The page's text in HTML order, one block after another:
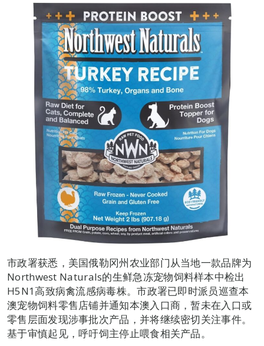
市政署获悉，美国俄勒冈州农业部门从当地一款品牌为
Northwest Naturals的生鲜急冻宠物饲料样本中检出
H5N1高致病禽流感病毒株。市政署已即时派员巡查本
澳宠物饲料零售店铺并通知本澳入口商，暂未在入口或
零售层面发现涉事批次产品，并将继续密切关注事件。
基于审慎起见，呼吁饲主停止喂食相关产品。